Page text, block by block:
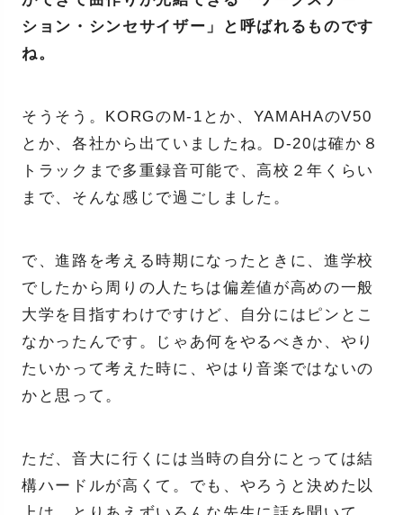
ション・シンセサイザー」と呼ばれるものです
ね。
そうそう。KORGのM-1とか、YAMAHAのV50
とか、各社から出ていましたね。D-20は確か８
トラックまで多重録音可能で、高校２年くらい
まで、そんな感じで過ごしました。
で、進路を考える時期になったときに、進学校
でしたから周りの人たちは偏差値が高めの一般
大学を目指すわけですけど、自分にはピンとこ
なかったんです。じゃあ何をやるべきか、やり
たいかって考えた時に、やはり音楽ではないの
かと思って。
ただ、音大に行くには当時の自分にとっては結
構ハードルが高くて。でも、やろうと決めた以